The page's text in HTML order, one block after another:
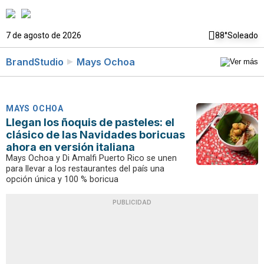
7 de agosto de 2026 88°Soleado
BrandStudio Mays Ochoa
MAYS OCHOA
Llegan los ñoquis de pasteles: el
clásico de las Navidades boricuas
ahora en versión italiana
Mays Ochoa y Di Amalfi Puerto Rico se unen
para llevar a los restaurantes del país una
opción única y 100 % boricua
PUBLICIDAD